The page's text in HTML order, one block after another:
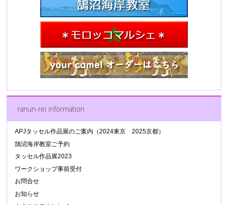
ranun-rei information
APJタッセル作品展のご案内（2024東京 2025京都）
鵠沼海岸教室ご予約
タッセル作品展2023
ワークショップ事前受付
お問合せ
お知らせ